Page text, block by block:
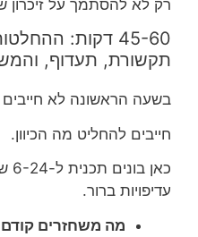
רק לא להסתמך על זיכרון
45-60 דקות:
תקשורת, תעדוף,
בשעה הראשונה לא חייבים
חייבים להחליט מה הכיוון.
עדיפויות ברור.
מה משחזרים